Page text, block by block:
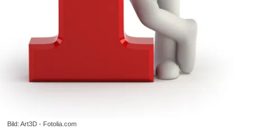
Bild: Art3D - Fotolia.com